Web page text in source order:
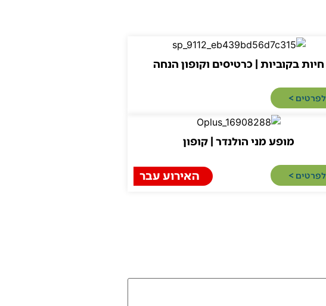
חיות בקוביות | כרטיסים וקופון הנחה
לפרטים >​
מופע מני הולנדר | קופון
לפרטים >​ האירוע עבר